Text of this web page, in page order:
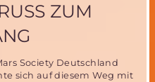
ZUM J
Society Deutschland
sich auf diesem Weg mit